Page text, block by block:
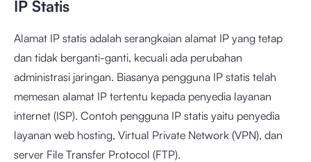
IP Statis
Alamat IP statis adalah serangkaian alamat IP yang tetap
dan tidak berganti-ganti, kecuali ada perubahan
administrasi jaringan. Biasanya pengguna IP statis telah
memesan alamat IP tertentu kepada penyedia layanan
internet (ISP). Contoh pengguna IP statis yaitu penyedia
layanan web hosting, Virtual Private Network (VPN), dan
server File Transfer Protocol (FTP).